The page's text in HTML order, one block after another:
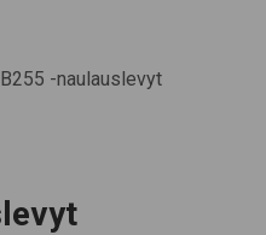
-naulauslevyt